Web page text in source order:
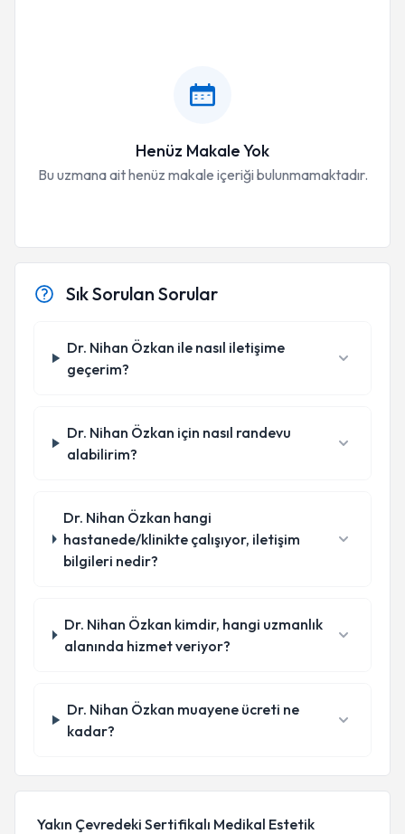
Henüz Makale Yok
Bu uzmana ait henüz makale içeriği bulunmamaktadır.
Sık Sorulan Sorular
Dr. Nihan Özkan ile nasıl iletişime
geçerim?
Dr. Nihan Özkan için nasıl randevu
alabilirim?
Dr. Nihan Özkan hangi
hastanede/klinikte çalışıyor, iletişim
bilgileri nedir?
Dr. Nihan Özkan kimdir, hangi uzmanlık
alanında hizmet veriyor?
Dr. Nihan Özkan muayene ücreti ne
kadar?
Yakın Çevredeki Sertifikalı Medikal Estetik